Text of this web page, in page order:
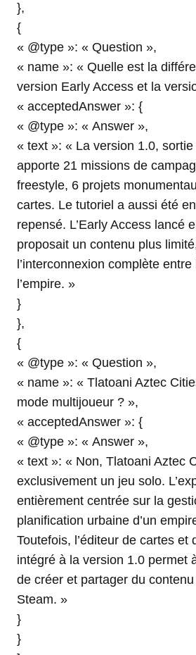
},
{
« @type »: « Question »,
« name »: « Quelle est la
version Early Access et la
« acceptedAnswer »: {
« @type »: « Answer »,
« text »: « La version 1.0,
apporte 21 missions de
freestyle, 6 projets
cartes. Le tutoriel a aussi été
repensé. L’Early Access lancé
proposait un contenu plus
l’interconnexion complète
l’empire. »
}
},
{
« @type »: « Question »,
« name »: « Tlatoani Aztec
mode multijoueur ? »,
« acceptedAnswer »: {
« @type »: « Answer »,
« text »: « Non, Tlatoani Aztec
exclusivement un jeu solo.
entièrement centrée sur la
planification urbaine d’un
Toutefois, l’éditeur de cartes et
intégré à la version 1.0 permet
de créer et partager du
Steam. »
}
}